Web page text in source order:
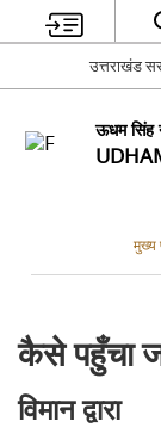
उत्तराखंड
ऊधम सिंह
मुख्य
कैसे पहुँचा
विमान द्वारा